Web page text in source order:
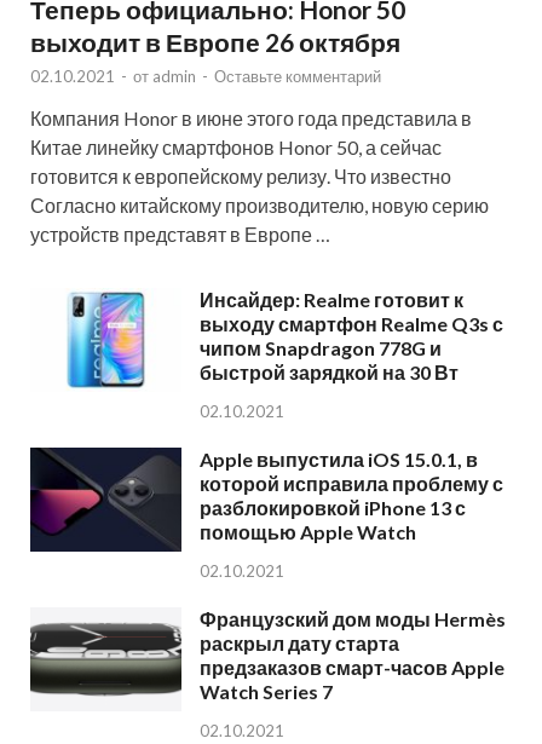
Теперь официально: Honor 50
выходит в Европе 26 октября
02.10.2021 - от admin - Оставьте комментарий
Компания Honor в июне этого года представила в
Китае линейку смартфонов Honor 50, а сейчас
готовится к европейскому релизу. Что известно
Согласно китайскому производителю, новую серию
устройств представят в Европе …
Инсайдер: Realme готовит к
выходу смартфон Realme Q3s с
чипом Snapdragon 778G и
быстрой зарядкой на 30 Вт
02.10.2021
Apple выпустила iOS 15.0.1, в
которой исправила проблему с
разблокировкой iPhone 13 с
помощью Apple Watch
02.10.2021
Французский дом моды Hermès
раскрыл дату старта
предзаказов смарт-часов Apple
Watch Series 7
02.10.2021